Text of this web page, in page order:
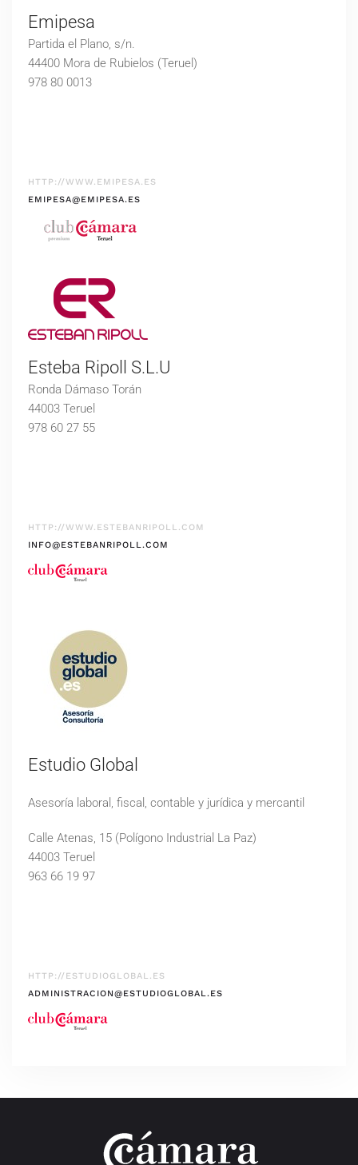
Emipesa
Partida el Plano, s/n.
44400 Mora de Rubielos (Teruel)
978 80 0013
HTTP://WWW.EMIPESA.ES
EMIPESA@EMIPESA.ES
Esteba Ripoll S.L.U
Ronda Dámaso Torán
44003 Teruel
978 60 27 55
HTTP://WWW.ESTEBANRIPOLL.COM
INFO@ESTEBANRIPOLL.COM
Estudio Global
Asesoría laboral, fiscal, contable y jurídica y mercantil
Calle Atenas, 15 (Polígono Industrial La Paz)
44003 Teruel
963 66 19 97
HTTP://ESTUDIOGLOBAL.ES
ADMINISTRACION@ESTUDIOGLOBAL.ES